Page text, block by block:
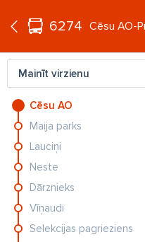
LV
6274 Cēsu AO-
Mainīt virzienu
Cēsu AO
Maija parks
Lauciņi
Neste
Dārznieks
Vīņaudi
Selekcijas pagrieziens
CIEMOS
FOTO: Vieta romantikai